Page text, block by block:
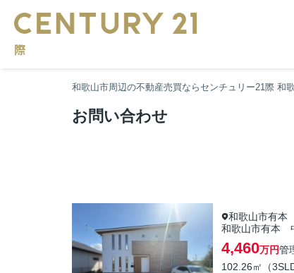
和歌山市周辺の不動産売買ならセンチュリー21際 和
お問い合わせ
和歌山市有本
和歌山市有本
4,460万円管
102.26㎡（